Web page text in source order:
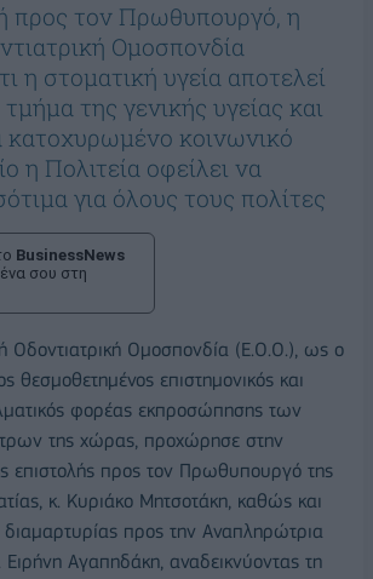
προς τον Πρωθυπουργό, η
Ομοσπονδία
η στοματική υγεία αποτελεί
της γενικής υγείας και
κατοχυρωμένο κοινωνικό
η Πολιτεία οφείλει να
για όλους τους πολίτες
BusinessNews
σου στη
Οδοντιατρική Ομοσπονδία (Ε.Ο.Ο.), ως ο
θεσμοθετημένος επιστημονικός και
φορέας εκπροσώπησης των
της χώρας, προχώρησε στην
επιστολής προς τον Πρωθυπουργό της
κ. Κυριάκο Μητσοτάκη, καθώς και
διαμαρτυρίας προς την Αναπληρώτρια
Αγαπηδάκη, αναδεικνύοντας τη